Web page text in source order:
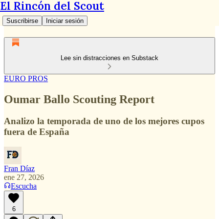
El Rincón del Scout
Suscribirse Iniciar sesión
Lee sin distracciones en Substack
EURO PROS
Oumar Ballo Scouting Report
Analizo la temporada de uno de los mejores cupos
fuera de España
Fran Díaz
ene 27, 2026
Escucha
6